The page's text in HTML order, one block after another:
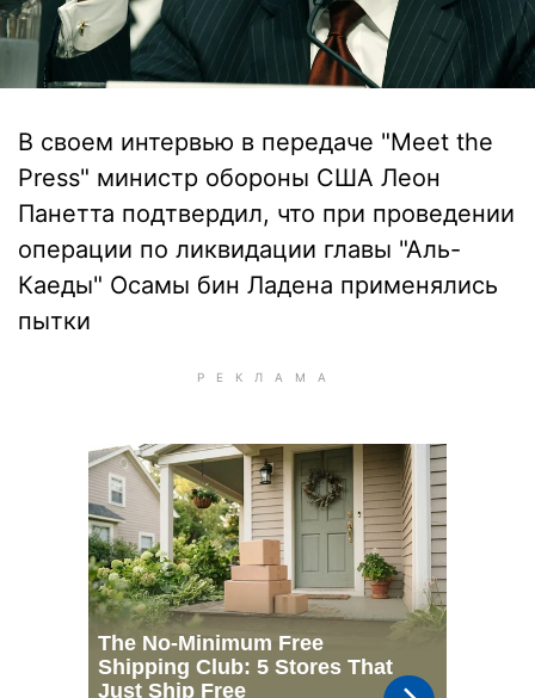
В своем интервью в передаче "Meet the
Press" министр обороны США Леон
Панетта подтвердил, что при проведении
операции по ликвидации главы "Аль-
Каеды" Осамы бин Ладена применялись
пытки